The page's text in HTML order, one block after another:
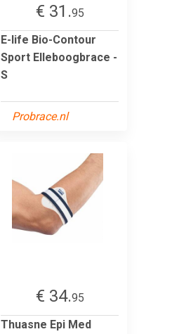
€ 31.95
E-life Bio-Contour
Sport Elleboogbrace -
S
Probrace.nl
€ 34.95
Thuasne Epi Med